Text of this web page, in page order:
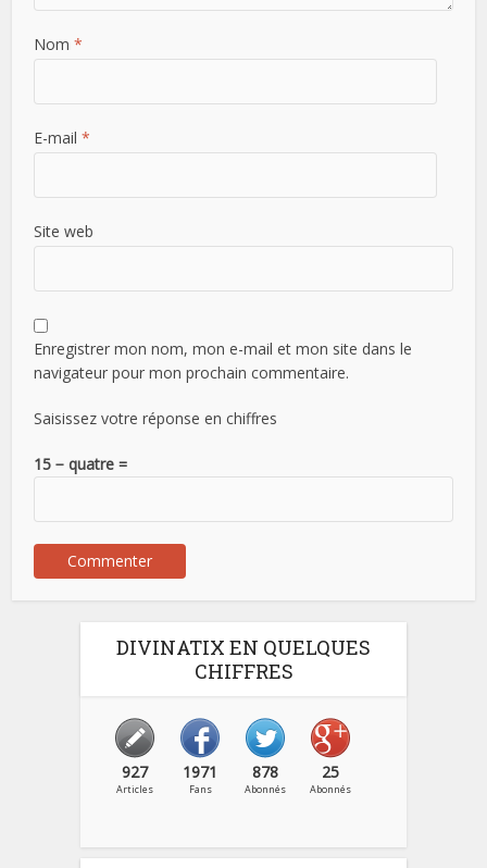
Nom*
E-mail*
Site web
Enregistrer mon nom, mon e-mail et mon site dans le
navigateur pour mon prochain commentaire.
Saisissez votre réponse en chiffres
15 − quatre =
DIVINATIX EN QUELQUES
CHIFFRES
927
Articles
1971
Fans
878
Abonnés
25
Abonnés